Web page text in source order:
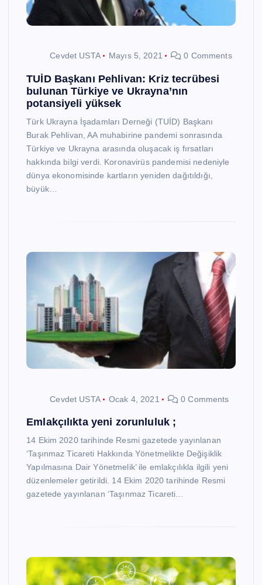
Cevdet USTA Mayıs 5, 2021 0 Comments
TUİD Başkanı Pehlivan: Kriz tecrübesi
bulunan Türkiye ve Ukrayna’nın
potansiyeli yüksek
Türk Ukrayna İşadamları Derneği (TUİD) Başkanı
Burak Pehlivan, AA muhabirine pandemi sonrasında
Türkiye ve Ukrayna arasında oluşacak iş fırsatları
hakkında bilgi verdi. Koronavirüs pandemisi nedeniyle
dünya ekonomisinde kartların yeniden dağıtıldığı,
büyük…
Cevdet USTA Ocak 4, 2021 0 Comments
Emlakçılıkta yeni zorunluluk ;
14 Ekim 2020 tarihinde Resmi gazetede yayınlanan
‘Taşınmaz Ticareti Hakkında Yönetmelikte Değişiklik
Yapılmasına Dair Yönetmelik’ ile emlakçılıkla ilgili yeni
düzenlemeler getirildi. 14 Ekim 2020 tarihinde Resmi
gazetede yayınlanan ‘Taşınmaz Ticareti…